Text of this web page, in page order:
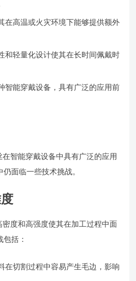
在高温或火灾环境下能够提供额外
和轻量化设计使其在长时间佩戴时
智能穿戴设备，具有广泛的应用前
智能穿戴设备中具有广泛的应用
面临一些技术挑战。
度和高强度使其在加工过程中面
括：
在切割过程中容易产生毛边，影响